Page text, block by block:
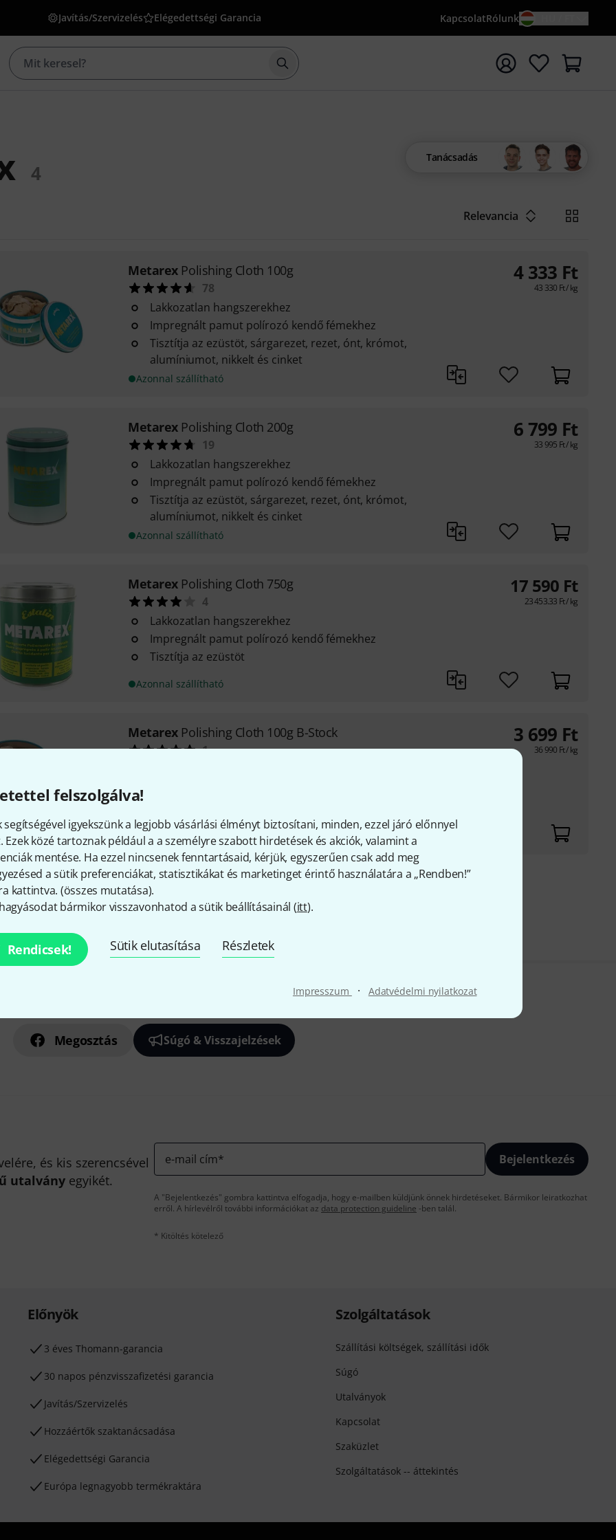
felszolgálva!
segítségével igyekszünk a legjobb vásárlási élményt biztosítani, minden, ezzel járó előnnyel
Ezek közé tartoznak például a a személyre szabott hirdetések és akciók, valamint a
mentése. Ha ezzel nincsenek fenntartásaid, kérjük, egyszerűen csak add meg
a sütik preferenciákat, statisztikákat és marketinget érintő használatára a „Rendben!”
kattintva. (összes mutatása).
bármikor visszavonhatod a sütik beállításainál (itt).
Rendicsek! Sütik elutasítása Részletek
Impresszum · Adatvédelmi nyilatkozat
Javítás/Szervizelés Elégedettségi Garancia KapcsolatRólunk
Keresés indítása {searchTerm} keresőszóval
4
Tanácsadás
Relevancia
Metarex Polishing Cloth 100g
78
Lakkozatlan hangszerekhez
Impregnált pamut polírozó kendő fémekhez
Tisztítja az ezüstöt, sárgarezet, rezet, ónt, krómot,
alumíniumot, nikkelt és cinket
Azonnal szállítható
4 333 Ft
43 330 Ft/ kg
Metarex Polishing Cloth 200g
19
Lakkozatlan hangszerekhez
Impregnált pamut polírozó kendő fémekhez
Tisztítja az ezüstöt, sárgarezet, rezet, ónt, krómot,
alumíniumot, nikkelt és cinket
Azonnal szállítható
6 799 Ft
33 995 Ft/ kg
Metarex Polishing Cloth 750g
4
Lakkozatlan hangszerekhez
Impregnált pamut polírozó kendő fémekhez
Tisztítja az ezüstöt
Azonnal szállítható
17 590 Ft
23 453.33 Ft/ kg
Metarex Polishing Cloth 100g B-Stock
1
pol&iacute;roz&oacute; kend&#337;, lakkozatlan
hangszerekhe...
Azonnal szállítható
3 699 Ft
36 990 Ft/ kg
Minden ár tartalmazza az ÁFÁ-t
Megosztás Súgó & Visszajelzések
és kis szerencsével
utalvány egyikét.
e-mail cím* Bejelentkezés
A "Bejelentkezés" gombra kattintva elfogadja, hogy e-mailben küldjünk önnek hirdetéseket. Bármikor leiratkozhat
erről. A hírlevélről további információkat az data protection guideline -ben talál.
* Kitöltés kötelező
Előnyök
3 éves Thomann-garancia
30 napos pénzvisszafizetési garancia
Javítás/Szervizelés
Hozzáértők szaktanácsadása
Elégedettségi Garancia
Európa legnagyobb termékraktára
Szolgáltatások
Szállítási költségek, szállítási idők
Súgó
Utalványok
Kapcsolat
Szaküzlet
Szolgáltatások -- áttekintés